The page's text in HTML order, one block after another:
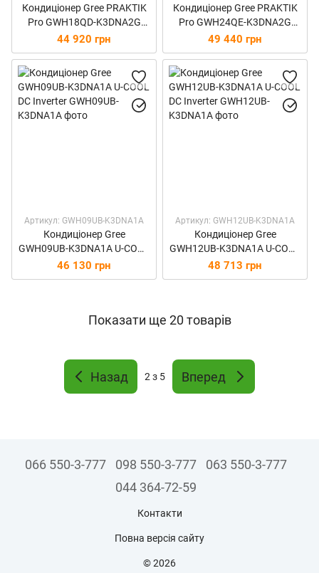
Кондиціонер Gree PRAKTIK
Pro GWH18QD-K3DNA2G
Inverter
44 920 грн
Кондиціонер Gree PRAKTIK
Pro GWH24QE-K3DNA2G
Inverter
49 440 грн
Артикул: GWH09UB-K3DNA1A
Кондиціонер Gree
GWH09UB-K3DNA1A U-COOL
DC Inverter
46 130 грн
Артикул: GWH12UB-K3DNA1A
Кондиціонер Gree
GWH12UB-K3DNA1A U-COOL
DC Inverter
48 713 грн
Показати ще 20 товарів
Назад 2 з 5 Вперед
066 550-3-777 098 550-3-777
063 550-3-777
044 364-72-59
Контакти
Повна версія сайту
© 2026